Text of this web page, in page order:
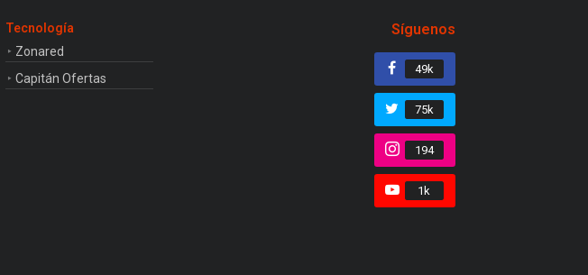
Tecnología
Zonared
Capitán Ofertas
Síguenos
49k
75k
194
1k